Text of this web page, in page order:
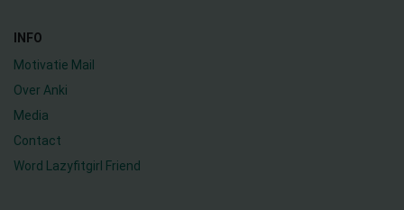
INFO
Motivatie Mail
Over Anki
Media
Contact
Word Lazyfitgirl Friend